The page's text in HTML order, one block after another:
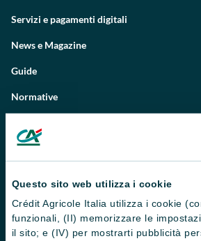
Questo sito web utilizza i cookie
Crédit Agricole Italia utilizza i cookie
funzionali, (II) memorizzare le
il sito; e (IV) per mostrarti pubblicità
Servizi e pagamenti digitali
News e Magazine
Guide
Normative
Informative
Informativa sulla presa in considerazione
Etica e conformità